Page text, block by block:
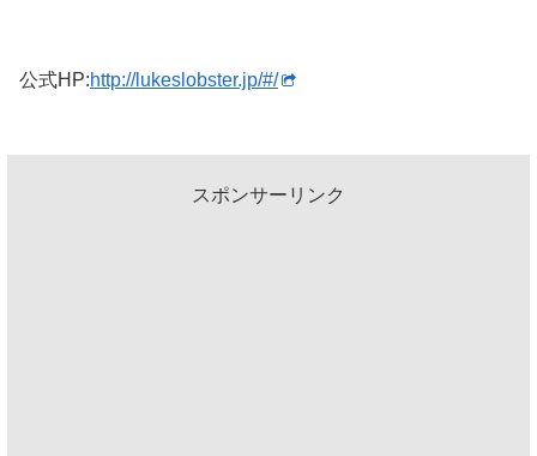
公式HP:http://lukeslobster.jp/#/
スポンサーリンク